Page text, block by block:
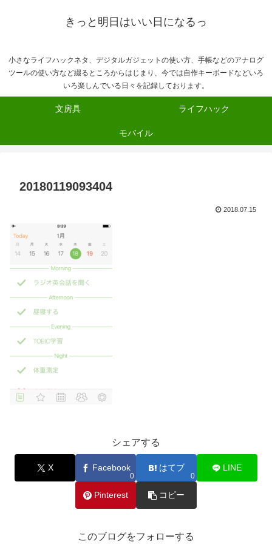
きっと明日はいい日になるっ
小さなライフハックネタ、デジタルガジェットの使い方、手帳などのアナログ
ツールの使い方など綴るところからはじまり、今では自作キーボードなどいろ
いろ楽しんでいる日々を記録しております。
文房具 ライフハック
モバイル
20180119093404
2018.07.15
シェアする
X Facebook
0
はてブ
0
LINE
Pinterest コピー
このブログをフォローする